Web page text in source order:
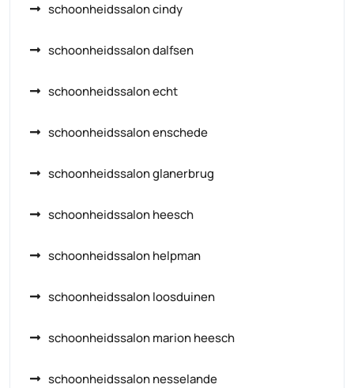
schoonheidssalon cindy
schoonheidssalon dalfsen
schoonheidssalon echt
schoonheidssalon enschede
schoonheidssalon glanerbrug
schoonheidssalon heesch
schoonheidssalon helpman
schoonheidssalon loosduinen
schoonheidssalon marion heesch
schoonheidssalon nesselande